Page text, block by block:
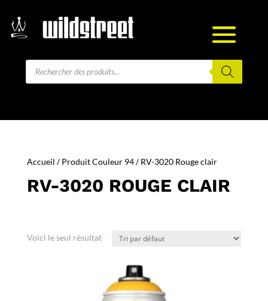
Recherche
Accueil / Produit Couleur 94 / RV-3020 Rouge clair
RV-3020 ROUGE CLAIR
Voici le seul résultat